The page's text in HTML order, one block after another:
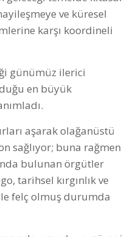
ve küresel
karşı koordineli
günümüz ilerici
en büyük
aşarak olağanüstü
sağlıyor; buna rağmen
bulunan örgütler
tarihsel kırgınlık ve
felç olmuş durumda